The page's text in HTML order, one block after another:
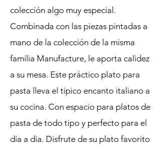
colección algo muy especial.
Combinada con las piezas pintadas a
mano de la colección de la misma
familia Manufacture, le aporta calidez
a su mesa. Este práctico plato para
pasta lleva el típico encanto italiano a
su cocina. Con espacio para platos de
pasta de todo tipo y perfecto para el
día a día. Disfrute de su plato favorito